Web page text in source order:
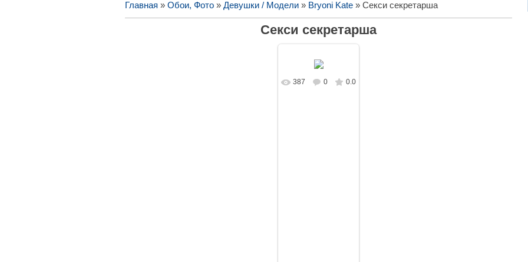
Главная » Обои, Фото » Девушки / Модели » Bryoni Kate » Секси секретарша
Секси секретарша
В реальном
387 0 0.0